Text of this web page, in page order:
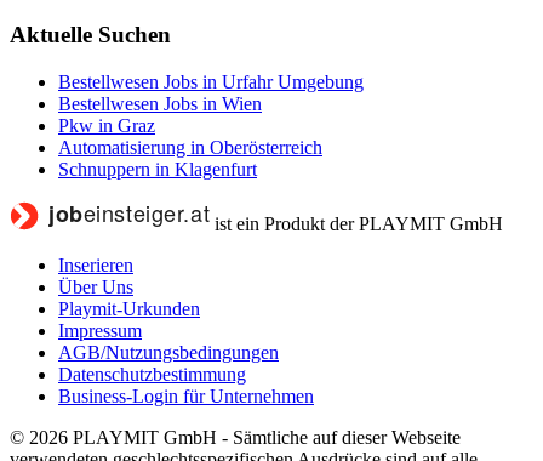
Aktuelle Suchen
Bestellwesen Jobs in Urfahr Umgebung
Bestellwesen Jobs in Wien
Pkw in Graz
Automatisierung in Oberösterreich
Schnuppern in Klagenfurt
ist ein Produkt der PLAYMIT GmbH
Inserieren
Über Uns
Playmit-Urkunden
Impressum
AGB/Nutzungsbedingungen
Datenschutzbestimmung
Business-Login für Unternehmen
© 2026 PLAYMIT GmbH - Sämtliche auf dieser Webseite